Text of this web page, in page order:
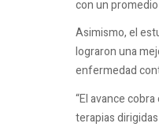
con un
Asimismo, el
lograron una
enfermedad
“El avance
terapias